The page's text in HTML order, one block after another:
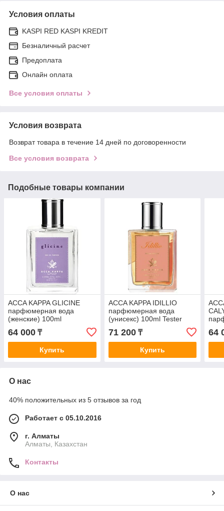
Условия оплаты
KASPI RED KASPI KREDIT
Безналичный расчет
Предоплата
Онлайн оплата
Все условия оплаты
Условия возврата
Возврат товара в течение 14 дней по договоренности
Все условия возврата
Подобные товары компании
ACCA KAPPA GLICINE
парфюмерная вода
(женские) 100ml
64 000 ₸
Купить
ACCA KAPPA IDILLIO
парфюмерная вода
(унисекс) 100ml Tester
71 200₸
Купить
64
О нас
40% положительных из 5 отзывов за год
Работает с 05.10.2016
г. Алматы
Алматы, Казахстан
Контакты
О нас